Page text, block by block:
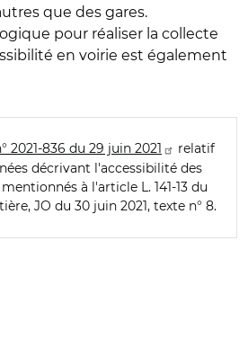
que des gares.
pour réaliser la collecte
en voirie est également
2021-836 du 29 juin 2021
relatif
décrivant l'accessibilité des
à l'article L. 141-13 du
JO du 30 juin 2021, texte n° 8.